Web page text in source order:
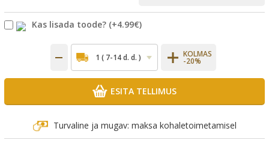
Kas lisada toode? (+4.99€)
KOLMAS
-20%
ESITA TELLIMUS
Turvaline ja mugav: maksa kohaletoimetamisel